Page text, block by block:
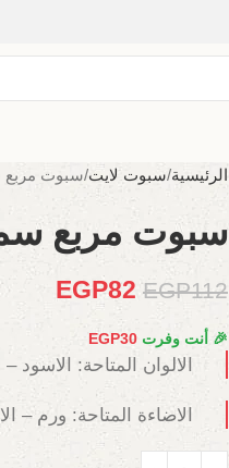
الرئيسية سبوت لايت سبوت مربع
سبوت مربع
EGP112
EGP82
🎉 أنت وفرت EGP30
الالوان المتاحة: الاسود
الاضاءة المتاحة: ورم –